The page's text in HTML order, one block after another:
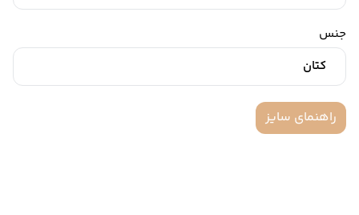
جنس
کتان
راهنمای سایز